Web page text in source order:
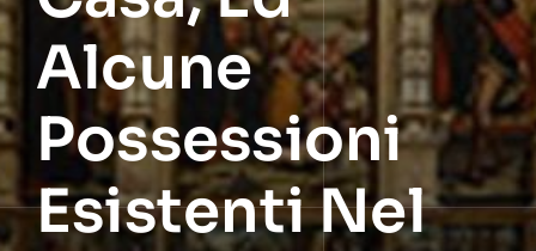
Alcune
Possessioni
Esistenti Nel